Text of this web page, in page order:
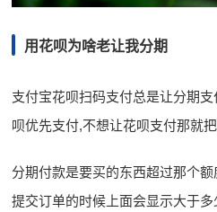
用花呗为啥老让我分期
支付宝花呗扫码支付总是让分期
呗优先支付,不想让花呗支付那就
分期付款是要买的东西超过那个
提交订单的时候上面会显示大于